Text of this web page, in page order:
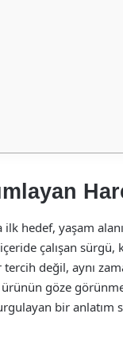
hedef, yaşam
çalışan
değil, aynı
göze
bir anlatım